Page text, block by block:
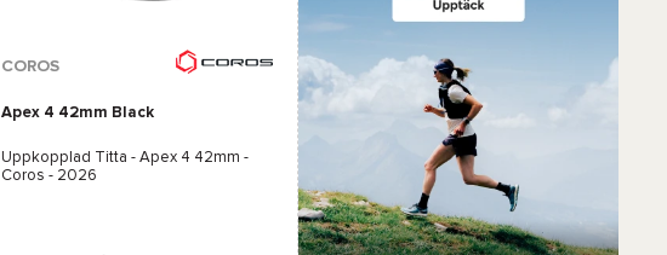
COROS
Apex 4 42mm Black
Uppkopplad Titta - Apex 4 42mm -
Coros - 2026